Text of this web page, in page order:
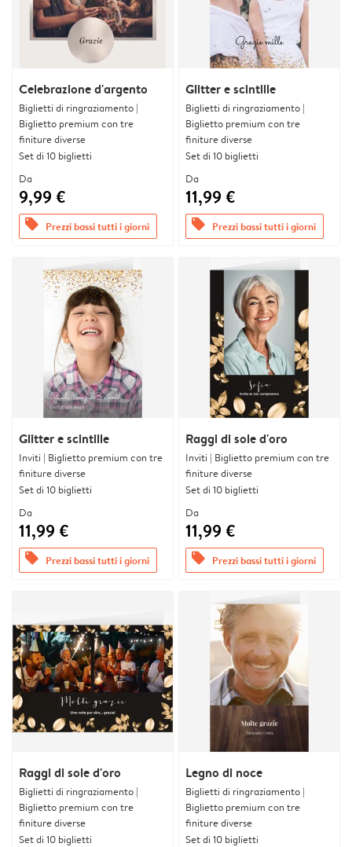
Celebrazione d'argento
Biglietti di ringraziamento |
Biglietto premium con tre
finiture diverse
Set di 10 biglietti
Da
9,99 €
offers Prezzi bassi tutti i giorni
Glitter e scintille
Biglietti di ringraziamento |
Biglietto premium con tre
finiture diverse
Set di 10 biglietti
Da
11,99 €
offers Prezzi bassi tutti i giorni
Glitter e scintille
Inviti | Biglietto premium con tre
finiture diverse
Set di 10 biglietti
Da
11,99 €
offers Prezzi bassi tutti i giorni
Raggi di sole d'oro
Inviti | Biglietto premium con tre
finiture diverse
Set di 10 biglietti
Da
11,99 €
offers Prezzi bassi tutti i giorni
Raggi di sole d'oro
Biglietti di ringraziamento |
Biglietto premium con tre
finiture diverse
Set di 10 biglietti
Legno di noce
Biglietti di ringraziamento |
Biglietto premium con tre
finiture diverse
Set di 10 biglietti